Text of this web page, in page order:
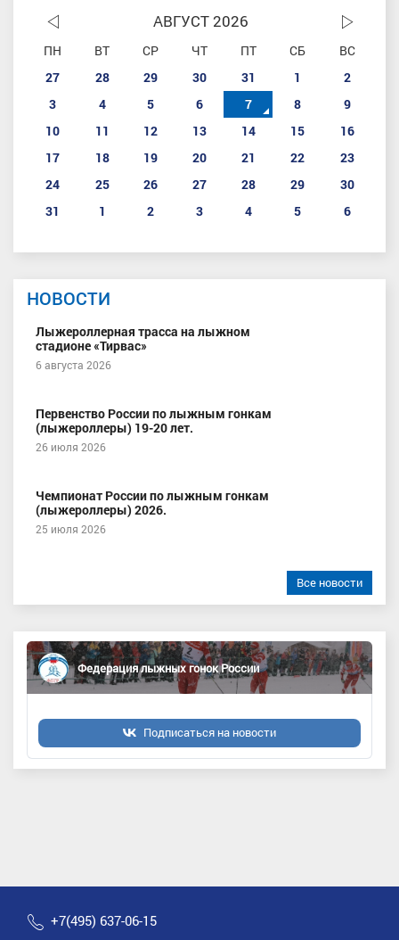
АВГУСТ 2026
ПН ВТ СР ЧТ ПТ СБ
ВС
27
28 29 30 31 1
2
3
4 5 6 7 8
9
10
11 12 13 14 15
16
17
18 19 20 21 22
23
24
25 26 27 28 29
30
31
1 2 3 4 5 6
НОВОСТИ
Лыжероллерная трасса на лыжном
стадионе «Тирвас»
6 августа 2026
Первенство России по лыжным гонкам
(лыжероллеры) 19-20 лет.
26 июля 2026
Чемпионат России по лыжным гонкам
(лыжероллеры) 2026.
25 июля 2026
Все новости
Федерация лыжных гонок России
Подписаться на новости
+7(495) 637-06-15